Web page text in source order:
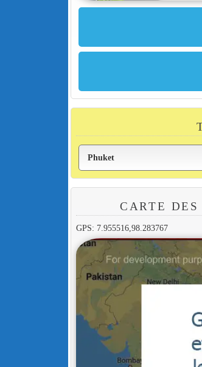
CARTE
GPS: 7.955516,98.283767